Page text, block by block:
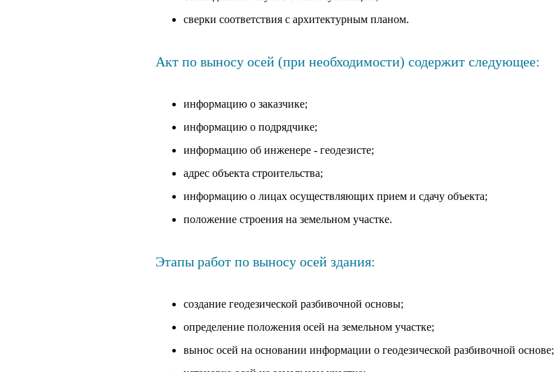
сверки соответствия с архитектурным планом.
Акт по выносу осей (при необходимости) содержит следующее:
информацию о заказчике;
информацию о подрядчике;
информацию об инженере - геодезисте;
адрес объекта строительства;
информацию о лицах осуществляющих прием и сдачу объекта;
положение строения на земельном участке.
Этапы работ по выносу осей здания:
создание геодезической разбивочной основы;
определение положения осей на земельном участке;
вынос осей на основании информации о геодезической разбивочной основе;